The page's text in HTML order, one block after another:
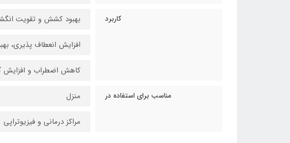
کاربرد بهبود کشش و تقویت
افزایش انعطاف پذیری،
کاهش اضطراب و افزایش
مناسب برای استفاده در منزل
مراکز درمانی و فیزیوتراپی